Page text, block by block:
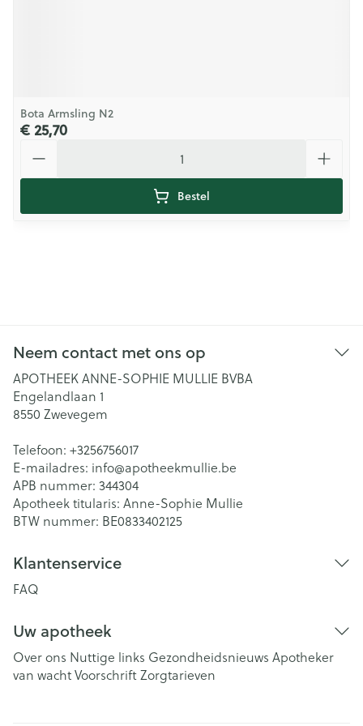
Bota Armsling N2
€ 25,70
Bestel
Neem contact met ons op
APOTHEEK ANNE-SOPHIE MULLIE BVBA
Engelandlaan 1
8550 Zwevegem
Telefoon: +3256756017
E-mailadres: info@apotheekmullie.be
APB nummer: 344304
Apotheek titularis: Anne-Sophie Mullie
BTW nummer: BE0833402125
Klantenservice
FAQ
Uw apotheek
Over ons Nuttige links Gezondheidsnieuws Apotheker
van wachtVoorschriftZorgtarieven